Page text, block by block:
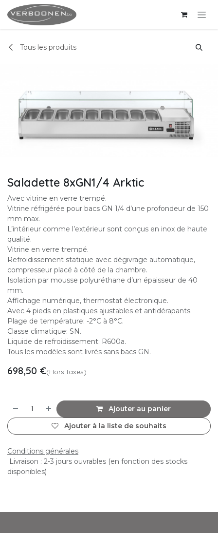
Se rendre au contenu
Tous les produits
Saladette 8xGN1/4 Arktic
Avec vitrine en verre trempé.
Vitrine réfrigérée pour bacs GN 1/4 d’une profondeur de 150
mm max.
L’intérieur comme l’extérieur sont conçus en inox de haute
qualité.
Vitrine en verre trempé.
Refroidissement statique avec dégivrage automatique,
compresseur placé à côté de la chambre.
Isolation par mousse polyuréthane d’un épaisseur de 40
mm.
Affichage numérique, thermostat électronique.
Avec 4 pieds en plastiques ajustables et antidérapants.
Plage de température: -2°C à 8°C.
Classe climatique: SN.
Liquide de refroidissement: R600a.
Tous les modèles sont livrés sans bacs GN.
698,50 €(Hors taxes)
Ajouter au panier
Ajouter à la liste de souhaits
Conditions générales
Livraison : 2-3 jours ouvrables (en fonction des stocks
disponibles)